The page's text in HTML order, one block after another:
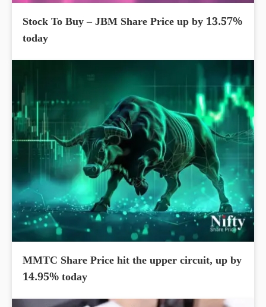
Stock To Buy – JBM Share Price up by 13.57%
today
MMTC Share Price hit the upper circuit, up by
14.95% today